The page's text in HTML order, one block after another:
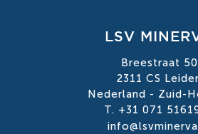
LSV
Breestraat 50
2311 CS
Nederland - Zuid-
T. +31 071